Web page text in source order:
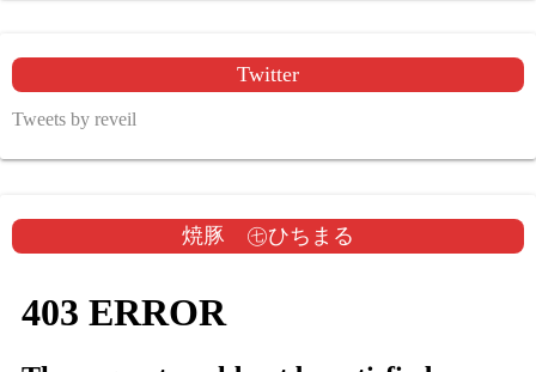
Twitter
Tweets by reveil
焼豚 ㊆ひちまる